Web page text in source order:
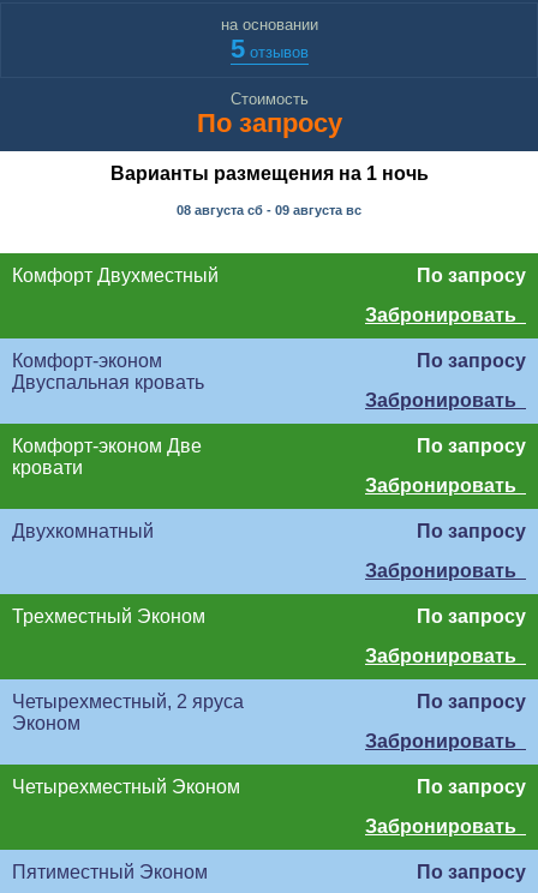
на основании
5отзывов
Стоимость
По запросу
Варианты размещения на 1 ночь
08 августа сб - 09 августа вс
Комфорт Двухместный
По запросу
Забронировать
Комфорт-эконом
Двуспальная кровать
По запросу
Забронировать
Комфорт-эконом Две
кровати
По запросу
Забронировать
Двухкомнатный
По запросу
Забронировать
Трехместный Эконом
По запросу
Забронировать
Четырехместный, 2 яруса
Эконом
По запросу
Забронировать
Четырехместный Эконом
По запросу
Забронировать
Пятиместный Эконом
По запросу